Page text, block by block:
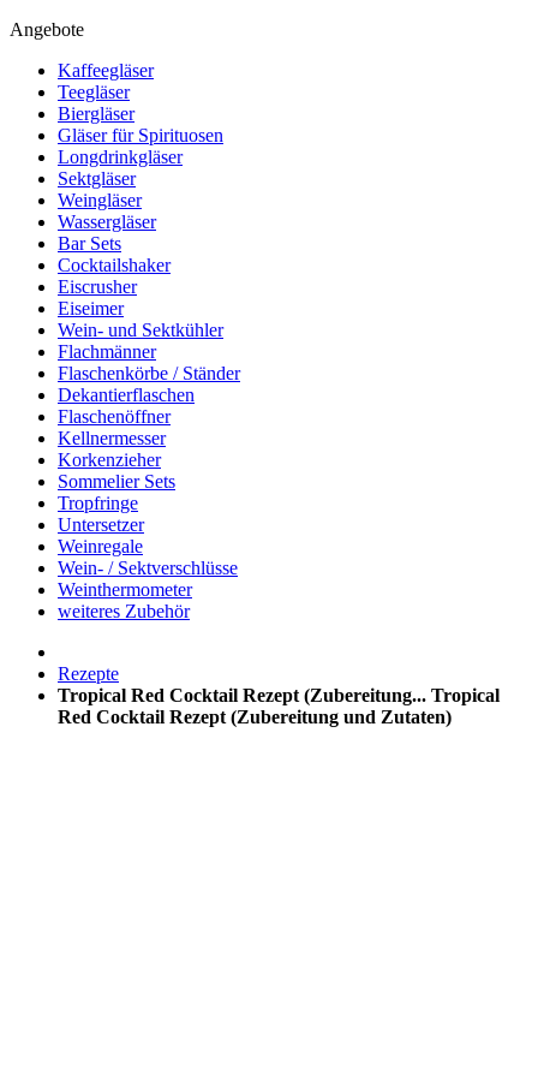
Angebote
Kaffeegläser
Teegläser
Biergläser
Gläser für Spirituosen
Longdrinkgläser
Sektgläser
Weingläser
Wassergläser
Bar Sets
Cocktailshaker
Eiscrusher
Eiseimer
Wein- und Sektkühler
Flachmänner
Flaschenkörbe / Ständer
Dekantierflaschen
Flaschenöffner
Kellnermesser
Korkenzieher
Sommelier Sets
Tropfringe
Untersetzer
Weinregale
Wein- / Sektverschlüsse
Weinthermometer
weiteres Zubehör
Rezepte
Tropical Red Cocktail Rezept (Zubereitung... Tropical
Red Cocktail Rezept (Zubereitung und Zutaten)